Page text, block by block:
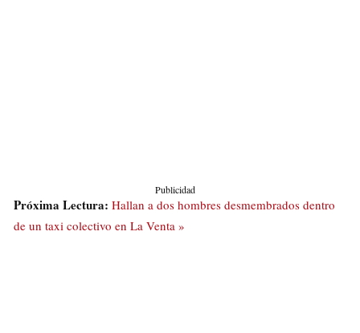
Publicidad
Próxima Lectura: Hallan a dos hombres desmembrados dentro
de un taxi colectivo en La Venta »